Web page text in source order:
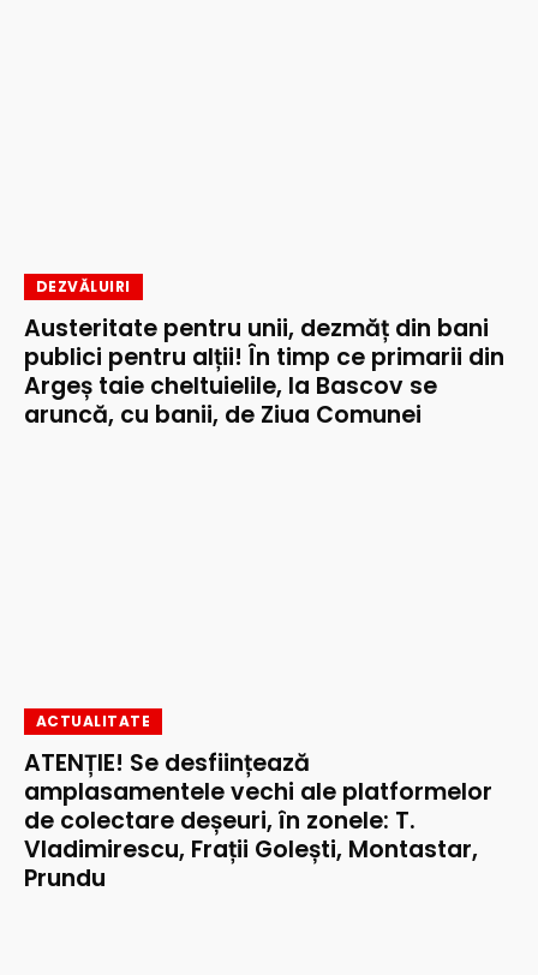
DEZVĂLUIRI
Austeritate pentru unii, dezmăț din bani
publici pentru alții! În timp ce primarii din
Argeș taie cheltuielile, la Bascov se
aruncă, cu banii, de Ziua Comunei
ACTUALITATE
ATENȚIE! Se desființează
amplasamentele vechi ale platformelor
de colectare deșeuri, în zonele: T.
Vladimirescu, Frații Golești, Montastar,
Prundu